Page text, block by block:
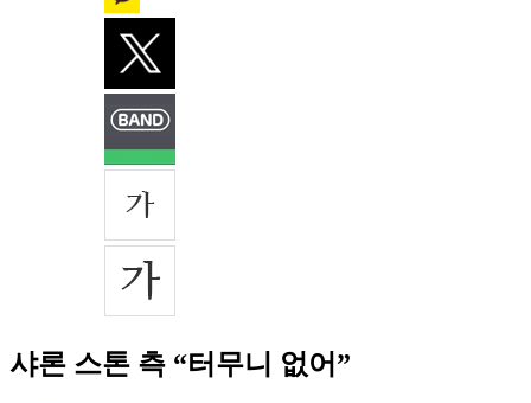
샤론 스톤 측 “터무니 없어”